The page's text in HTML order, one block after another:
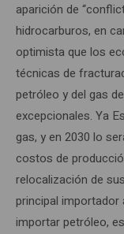
aparición de
hidrocarburos, en
optimista que los
técnicas de
petróleo y del gas
excepcionales. Ya
gas, y en 2030 lo
costos de
relocalización de
principal
importar petróleo,